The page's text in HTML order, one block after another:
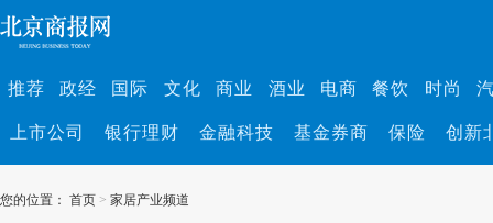
推荐 政经 国际 文化 商业 酒业 电商 餐饮 时尚
上市公司 银行理财 金融科技 基金券商 保险 创新
您的位置： 首页 > 家居产业频道